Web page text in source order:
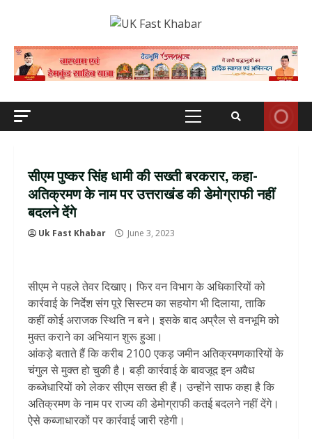
Primary
सीएम पुष्‍कर सिंह धामी की सख्ती बरकरार, कहा-
अतिक्रमण के नाम पर उत्तराखंड की डेमोग्राफी नहीं
बदलने देंगे
Uk Fast Khabar June 3, 2023
सीएम ने पहले तेवर दिखाए। फिर वन विभाग के अधिकारियों को
कार्रवाई के निर्देश संग पूरे सिस्टम का सहयोग भी दिलाया, ताकि
कहीं कोई अराजक स्थिति न बने। इसके बाद अप्रैल से वनभूमि को
मुक्त कराने का अभियान शुरू हुआ।
आंकड़े बताते हैं कि करीब 2100 एकड़ जमीन अतिक्रमणकारियों के
चंगुल से मुक्त हो चुकी है। बड़ी कार्रवाई के बावजूद इन अवैध
कब्जेधारियों को लेकर सीएम सख्त ही हैं। उन्होंने साफ कहा है कि
अतिक्रमण के नाम पर राज्य की डेमोग्राफी कतई बदलने नहीं देंगे।
ऐसे कब्जाधारकों पर कार्रवाई जारी रहेगी।